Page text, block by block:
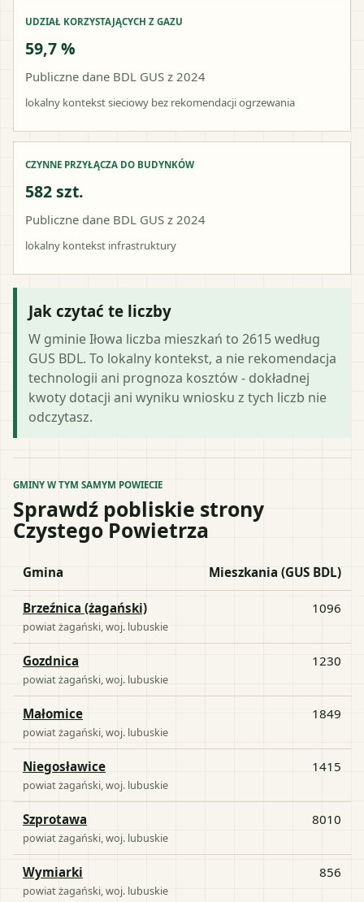
UDZIAŁ KORZYSTAJĄCYCH Z GAZU
59,7 %
Publiczne dane BDL GUS z 2024
lokalny kontekst sieciowy bez rekomendacji ogrzewania
CZYNNE PRZYŁĄCZA DO BUDYNKÓW
582 szt.
Publiczne dane BDL GUS z 2024
lokalny kontekst infrastruktury
Jak czytać te liczby
W gminie Iłowa liczba mieszkań to 2615 według
GUS BDL. To lokalny kontekst, a nie rekomendacja
technologii ani prognoza kosztów - dokładnej
kwoty dotacji ani wyniku wniosku z tych liczb nie
odczytasz.
GMINY W TYM SAMYM POWIECIE
Sprawdź pobliskie strony
Czystego Powietrza
Gmina Mieszkania (GUS BDL)
Brzeźnica (żagański)
powiatżagański , woj. lubuskie
1096
Gozdnica
powiatżagański , woj. lubuskie
1230
Małomice
powiatżagański , woj. lubuskie
1849
Niegosławice
powiatżagański , woj. lubuskie
1415
Szprotawa
powiatżagański , woj. lubuskie
8010
Wymiarki
powiatżagański , woj. lubuskie
856